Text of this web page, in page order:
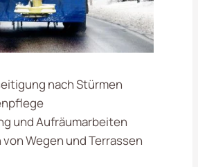
nach Stürmen
und Aufräumarbeiten
Wegen und Terrassen